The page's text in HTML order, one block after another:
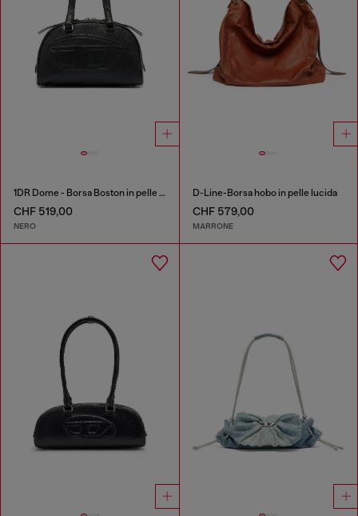
1DR Dome - Borsa Boston in pelle con logo embossato
CHF 519,00
NERO
D-Line-Borsa hobo in pelle lucida
CHF 579,00
MARRONE